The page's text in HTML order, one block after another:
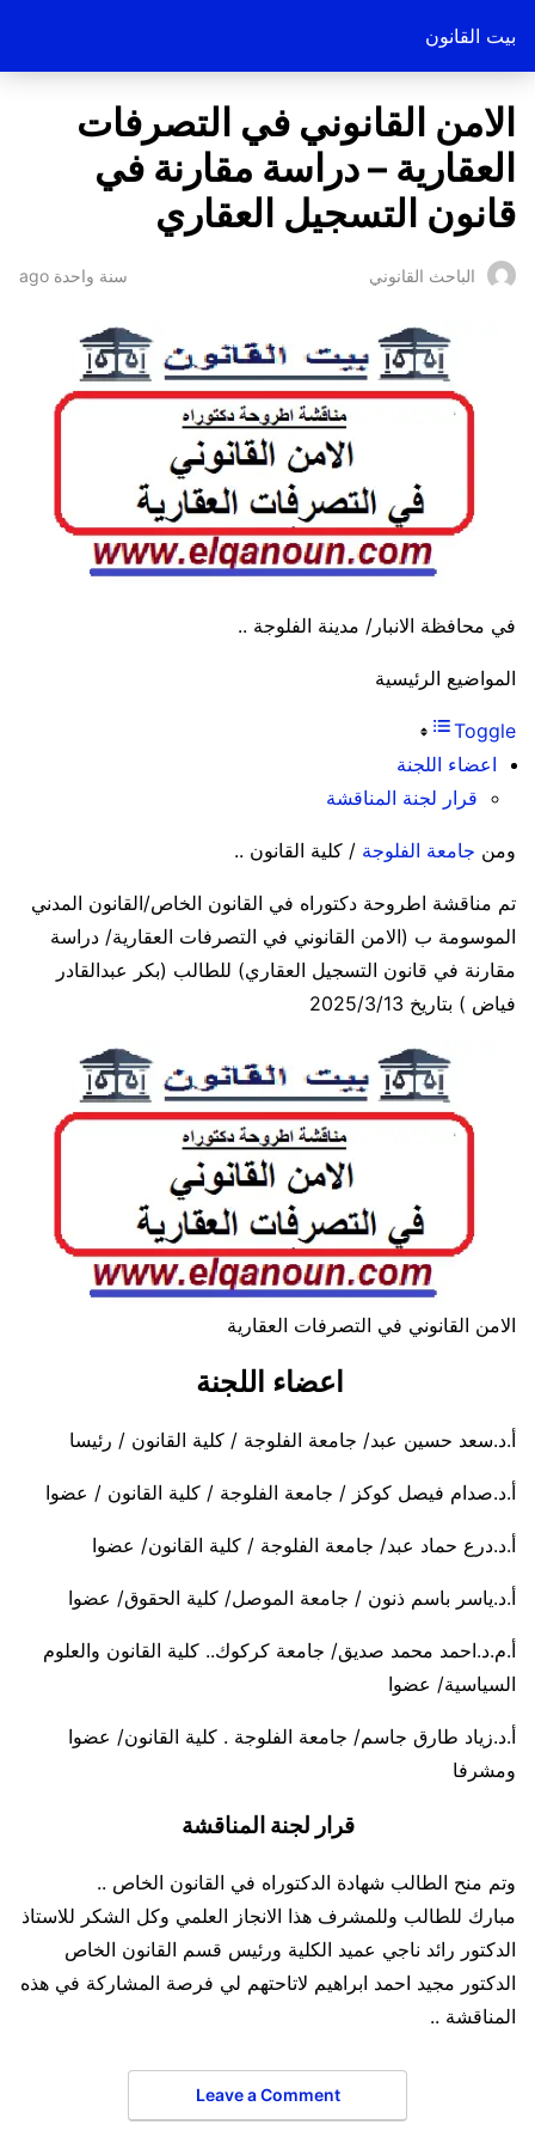
بيت القانون
الامن القانوني في التصرفات
العقارية – دراسة مقارنة في
قانون التسجيل العقاري
الباحث القانوني سنة واحدة ago
في محافظة الانبار/ مدينة الفلوجة ..
المواضيع الرئيسية
Toggle
اعضاء اللجنة
قرار لجنة المناقشة
ومن جامعة الفلوجة / كلية القانون ..
تم مناقشة اطروحة دكتوراه في القانون الخاص/القانون المدني
الموسومة ب (الامن القانوني في التصرفات العقارية/ دراسة
مقارنة في قانون التسجيل العقاري) للطالب (بكر عبدالقادر
فياض ) بتاريخ 2025/3/13
الامن القانوني في التصرفات العقارية
اعضاء اللجنة
أ.د.سعد حسين عبد/ جامعة الفلوجة / كلية القانون / رئيسا
أ.د.صدام فيصل كوكز / جامعة الفلوجة / كلية القانون / عضوا
أ.د.درع حماد عبد/ جامعة الفلوجة / كلية القانون/ عضوا
أ.د.ياسر باسم ذنون / جامعة الموصل/ كلية الحقوق/ عضوا
أ.م.د.احمد محمد صديق/ جامعة كركوك.. كلية القانون والعلوم
السياسية/ عضوا
أ.د.زياد طارق جاسم/ جامعة الفلوجة . كلية القانون/ عضوا
ومشرفا
قرار لجنة المناقشة
وتم منح الطالب شهادة الدكتوراه في القانون الخاص ..
مبارك للطالب وللمشرف هذا الانجاز العلمي وكل الشكر للاستاذ
الدكتور رائد ناجي عميد الكلية ورئيس قسم القانون الخاص
الدكتور مجيد احمد ابراهيم لاتاحتهم لي فرصة المشاركة في هذه
المناقشة ..
Leave a Comment